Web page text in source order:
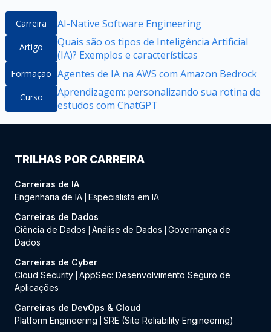
Carreira AI-Native Software Engineering
Artigo
Quais são os tipos de Inteligência Artificial
(IA)? Exemplos e características
Formação Agentes de IA na AWS com Amazon Bedrock
Curso
Aprendizagem: personalizando sua rotina de
estudos com ChatGPT
TRILHAS POR CARREIRA
Carreiras de IA
Engenharia de IA Especialista em IA
Carreiras de Dados
Ciência de Dados
Análise de Dados
Governança de
Dados
Carreiras de Cyber
Cloud Security AppSec: Desenvolvimento Seguro de
Aplicações
Carreiras de DevOps & Cloud
Platform Engineering
SRE (Site Reliability Engineering)